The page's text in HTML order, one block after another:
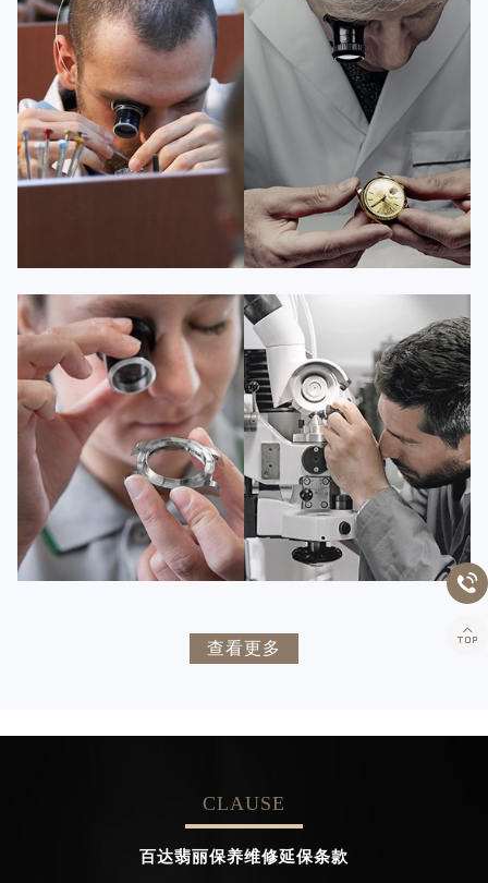
杰登·奥斯卡里昂
资深百达翡丽技师
是百达翡丽维修服务中心
(百达翡丽保养中心)
的高级技师之一
Guangzhou PatekPhilippe Maintain
center
查尔斯·彼得艾伯特
资深百达翡丽技师
是百达翡丽维修服务中心
(百达翡丽保养中心)
的高级技师之一
Shenzhen PatekPhilippe Maintain
 百达翡丽维修
安尼塔·阿普里尔
资深百达翡丽技师
是百达翡丽维修服务中心
(百达翡丽保养中心)
的高级技师之一
Tianjin PatekPhilippe Maintain
 百达翡丽维修
贝亚特·布兰奇
资深百达翡丽技师
是百达翡丽维修服务中心
(百达翡丽保养中心)
的高级技师之一
Nanjing PatekPhilippe Maintain
center
 百达翡丽维修
辛迪·克莱门特
资深百达翡丽技师

查看更多
CLAUSE
百达翡丽保养维修延保条款

